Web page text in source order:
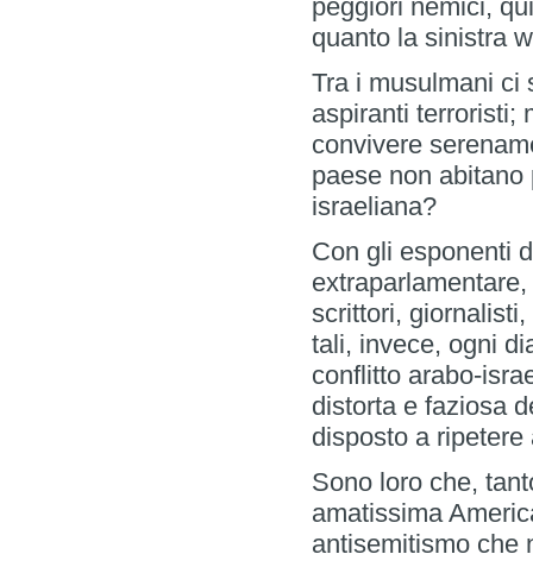
peggiori nemici,
quanto la sinistra
Tra i musulmani ci
aspiranti terroristi;
convivere
paese non
israeliana?
Con gli esponenti
scrittori,
tali, invece, ogni
conflitto arabo-
distorta e faziosa
disposto a
Sono loro che,
amatissima
antisemitismo che